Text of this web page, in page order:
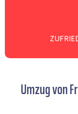
Umzug von